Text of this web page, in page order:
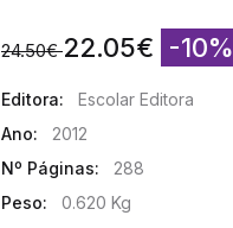
24.50€ 22.05€ -10%
Editora:
Escolar Editora
Ano:
2012
Nº Páginas:
288
Peso:
0.620 Kg